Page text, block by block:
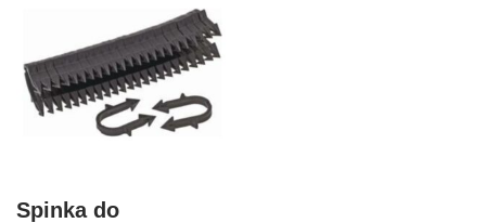
Spinka do